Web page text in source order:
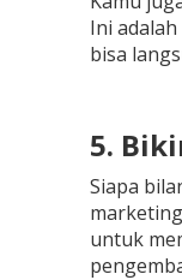
Ini
bisa
5.
Siapa
untuk